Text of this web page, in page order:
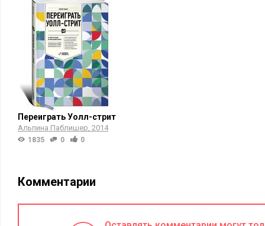
Переиграть Уолл-стрит
Альпина Паблишер 2014
1835 0 0
Комментарии